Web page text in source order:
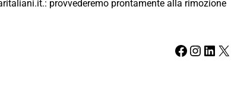
provvederemo prontamente alla rimozione
Facebook Instagram LinkedIn X